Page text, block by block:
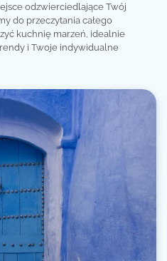
odzwierciedlające Twój
do przeczytania całego
kuchnię marzeń, idealnie
i Twoje indywidualne